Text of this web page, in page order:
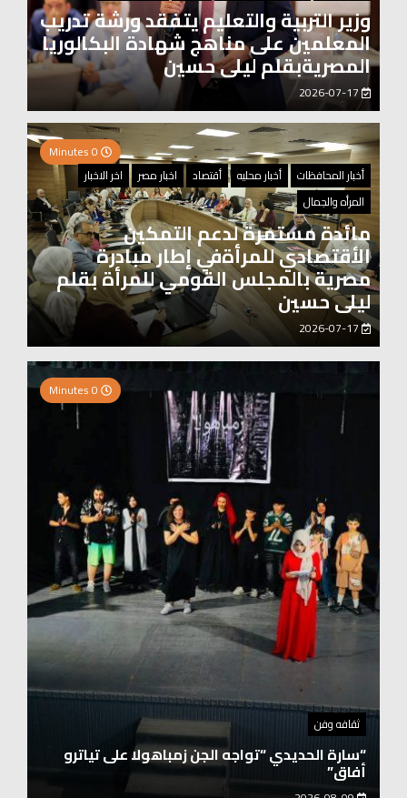
وزير التربية والتعليم يتفقد ورشة تدريب
المعلمين على مناهج شهادة البكالوريا
المصريةبقلم ليلى حسين
أخبار المحافظات
أخبار محليه أقتصاد اخبار مصر
اخر الاخبار
المرأه والجمال
مائدة مستمرة لدعم التمكين
الأقتصادي للمرأةفي إطار مبادرة
مصرية بالمجلس القومي للمرأة بقلم
ليلى حسين
2026-07-17
توك شو
حفيد الشيخ محمد صالح بن كلوت شيخ رحالة
عابروالربع الخالى.. مرافقو مبارك بن لندن يتكلمون
يزور هويداعطا في بيتها ومؤسستها